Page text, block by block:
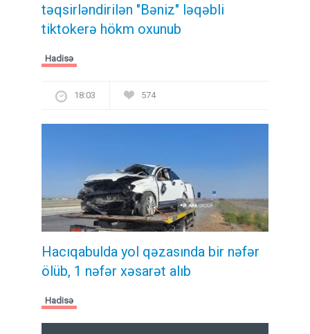
təqsirləndirilən "Bəniz" ləqəbli
tiktokerə hökm oxunub
Hadisə
18:03 574
Hacıqabulda yol qəzasında bir nəfər
ölüb, 1 nəfər xəsarət alıb
Hadisə